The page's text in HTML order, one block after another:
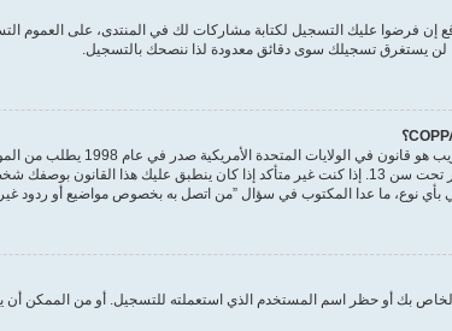
إن فرضوا عليك التسجيل لكتابة مشاركات لك في المنتدى، على العموم
لن يستغرق تسجيلك سوى دقائق معدودة لذا ننصحك بالتسجيل.
بأي نوع، ما عدا المكتوب في سؤال ”من اتصل به بخصوص مواضيع أو ردود غير
بك أو حظر اسم المستخدم الذي استعملته للتسجيل. أو من الممكن أن